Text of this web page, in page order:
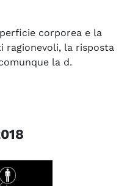
corporea e la
la risposta
la d.